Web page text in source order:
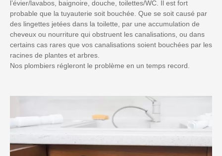
l’évier/lavabos, baignoire, douche, toilettes/WC. Il est fort
probable que la tuyauterie soit bouchée. Que se soit causé par
des lingettes jetées dans la toilette, par une accumulation de
cheveux ou nourriture qui obstruent les canalisations, ou dans
certains cas rares que vos canalisations soient bouchées par les
racines de plantes et arbres.
Nos plombiers régleront le problème en un temps record.